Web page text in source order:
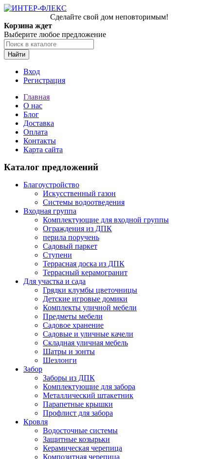
Сделайте свой дом неповторимым!
Корзина ждет
Выберите любое предложение
Найти
Вход
Регистрация
Главная
О нас
Блог
Доставка
Оплата
Контакты
Карта сайта
Каталог предложений
Благоустройство
Искусственный газон
Системы водоотведения
Входная группа
Комплектующие для входной группы
Ограждения из ДПК
перила поручень
Садовый паркет
Ступени
Террасная доска из ДПК
Террасный керамогранит
Для участка и сада
Грядки клумбы цветочницы
Детские игровые домики
Комплекты уличной мебели
Предметы мебели
Садовое хранение
Садовые и уличные качели
Складная уличная мебель
Шатры и зонты
Шезлонги
Забор
Заборы из ДПК
Комплектующие для забора
Металлический штакетник
Парапетные крышки
Профлист для забора
Кровля
Водосточные системы
Защитные козырьки
Керамическая черепица
Композитная черепица